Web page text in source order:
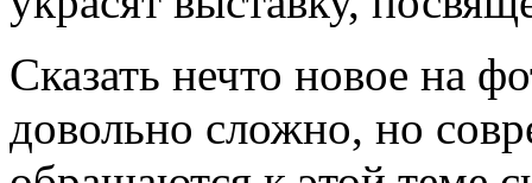
Сказать нечто новое на
довольно сложно, но